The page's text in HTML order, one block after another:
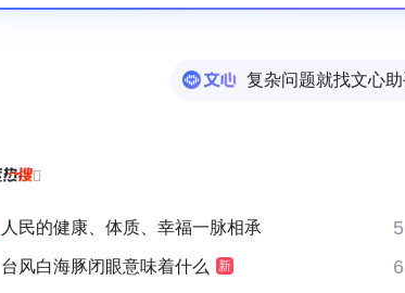
复杂问题就找文心

人民的健康、体质、幸福一脉相承 5
台风白海豚闭眼意味着什么 新 6